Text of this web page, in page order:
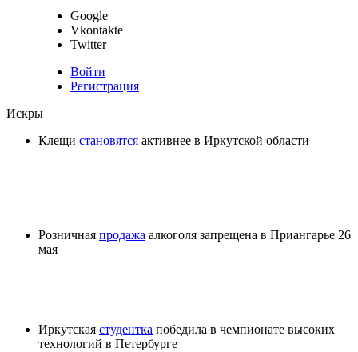
Google
Vkontakte
Twitter
Войти
Регистрация
Искры
Клещи становятся активнее в Иркутской области
Розничная продажа алкоголя запрещена в Приангарье 26
мая
Иркутская студентка победила в чемпионате высоких
технологий в Петербурге